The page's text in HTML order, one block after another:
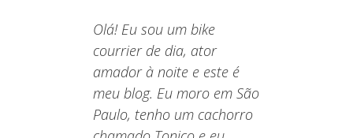
Olá! Eu sou um bike
courrier de dia, ator
amador à noite e este é
meu blog. Eu moro em São
Paulo, tenho um cachorro